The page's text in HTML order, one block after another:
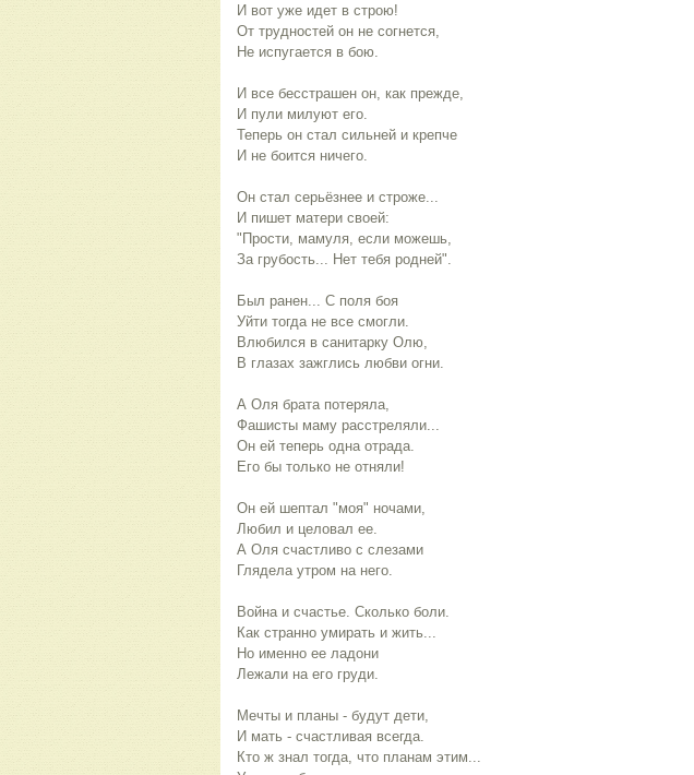
И вот уже идет в строю!
От трудностей он не согнется,
Не испугается в бою.
И все бесстрашен он, как прежде,
И пули милуют его.
Теперь он стал сильней и крепче
И не боится ничего.
Он стал серьёзнее и строже...
И пишет матери своей:
"Прости, мамуля, если можешь,
За грубость... Нет тебя родней".
Был ранен... С поля боя
Уйти тогда не все смогли.
Влюбился в санитарку Олю,
В глазах зажглись любви огни.
А Оля брата потеряла,
Фашисты маму расстреляли...
Он ей теперь одна отрада.
Его бы только не отняли!
Он ей шептал "моя" ночами,
Любил и целовал ее.
А Оля счастливо с слезами
Глядела утром на него.
Война и счастье. Сколько боли.
Как странно умирать и жить...
Но именно ее ладони
Лежали на его груди.
Мечты и планы - будут дети,
И мать - счастливая всегда.
Кто ж знал тогда, что планам этим...